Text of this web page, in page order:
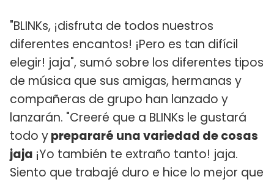
"BLINKs, ¡disfruta de todos nuestros
diferentes encantos! ¡Pero es tan difícil
elegir! jaja", sumó sobre los diferentes tipos
de música que sus amigas, hermanas y
compañeras de grupo han lanzado y
lanzarán. "Creeré que a BLINKs le gustará
todo yprepararé una variedad de cosas
jaja ¡Yo también te extraño tanto! jaja.
Siento que trabajé duro e hice lo mejor que